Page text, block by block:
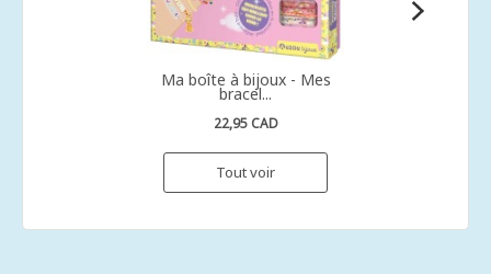
Ma boîte à bijoux - Mes
bracel...
22,95 CAD
Tout voir